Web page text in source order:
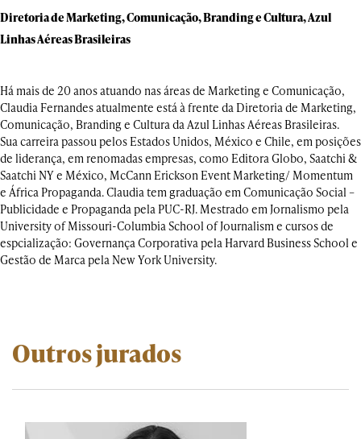
Diretoria de Marketing, Comunicação, Branding e Cultura, Azul
Linhas Aéreas Brasileiras
Há mais de 20 anos atuando nas áreas de Marketing e Comunicação,
Claudia Fernandes atualmente está à frente da Diretoria de Marketing,
Comunicação, Branding e Cultura da Azul Linhas Aéreas Brasileiras.
Sua carreira passou pelos Estados Unidos, México e Chile, em posições
de liderança, em renomadas empresas, como Editora Globo, Saatchi &
Saatchi NY e México, McCann Erickson Event Marketing/ Momentum
e África Propaganda. Claudia tem graduação em Comunicação Social –
Publicidade e Propaganda pela PUC-RJ. Mestrado em Jornalismo pela
University of Missouri-Columbia School of Journalism e cursos de
espcialização: Governança Corporativa pela Harvard Business School e
Gestão de Marca pela New York University.
Outros jurados